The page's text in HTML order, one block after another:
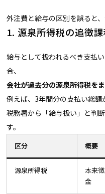
外注費と給与の区別を誤ると
1. 源泉所得税の追徴課
給与として扱われるべき支払
合、
会社が過去分の源泉所得税を
例えば、3年間分の支払い総額
税務署から「給与扱い」と判
す。
区分 概要
源泉所得税
本来
金